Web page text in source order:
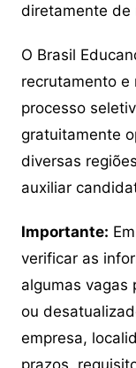
diretamente de
O Brasil
recrutamento e
processo
gratuitamente
diversas
auxiliar
Importante:
verificar as
algumas vagas
ou
empresa,
prazos,